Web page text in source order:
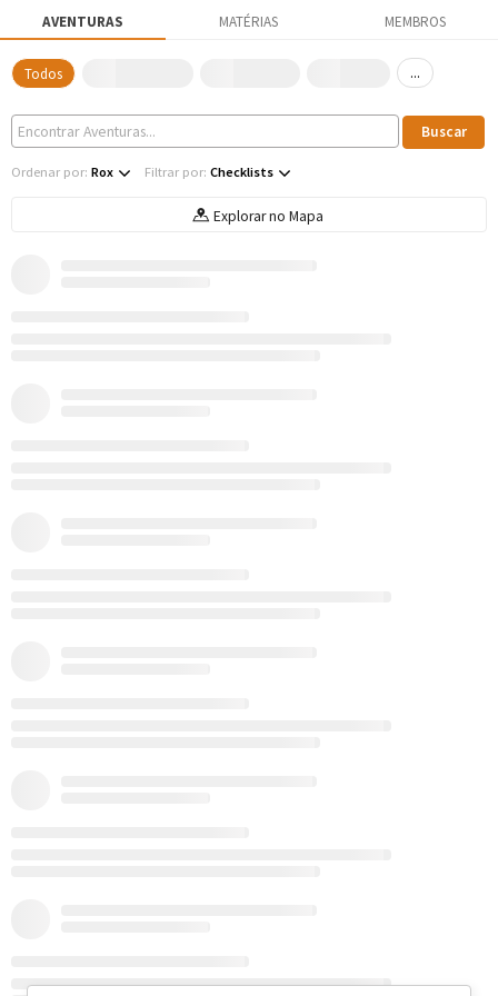
AVENTURAS MATÉRIAS MEMBROS
Todos ...
Ordenar por: Rox Filtrar por: Checklists
Explorar no Mapa